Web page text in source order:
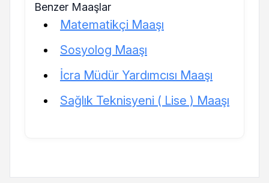
Benzer Maaşlar
Matematikçi Maaşı
Sosyolog Maaşı
İcra Müdür Yardımcısı Maaşı
Sağlık Teknisyeni ( Lise ) Maaşı